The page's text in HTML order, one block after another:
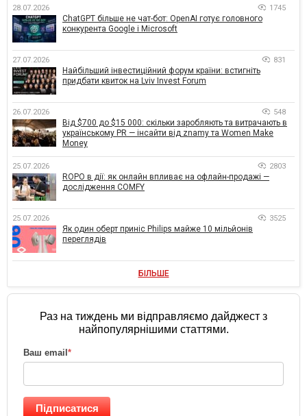
28.07.2026 1745
ChatGPT більше не чат-бот: OpenAI готує головного
конкурента Google і Microsoft
27.07.2026 831
Найбільший інвестиційний форум країни: встигніть
придбати квиток на Lviv Invest Forum
26.07.2026 548
Від $700 до $15 000: скільки заробляють та витрачають в
українському PR — інсайти від znamy та Women Make
Money
25.07.2026 2803
ROPO в дії: як онлайн впливає на офлайн-продажі —
дослідження COMFY
25.07.2026 3525
Як один оберт приніс Philips майже 10 мільйонів
переглядів
БІЛЬШЕ
Раз на тиждень ми відправляємо дайджест з
найпопулярнішими статтями.
Ваш email *
Підписатися